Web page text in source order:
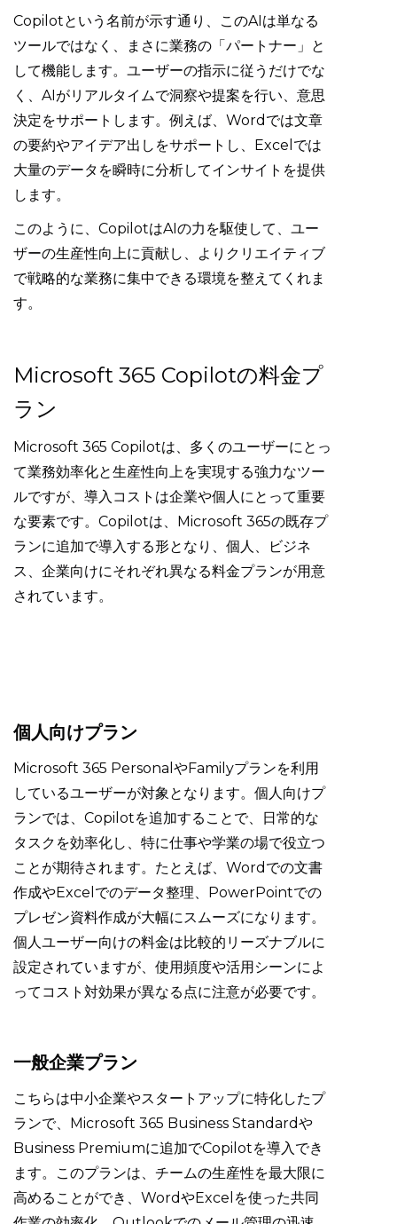
Copilotという名前が示す通り、このAIは単なる
ツールではなく、まさに業務の「パートナー」と
して機能します。ユーザーの指示に従うだけでな
く、AIがリアルタイムで洞察や提案を行い、意思
決定をサポートします。例えば、Wordでは文章
の要約やアイデア出しをサポートし、Excelでは
大量のデータを瞬時に分析してインサイトを提供
します。
このように、CopilotはAIの力を駆使して、ユー
ザーの生産性向上に貢献し、よりクリエイティブ
で戦略的な業務に集中できる環境を整えてくれま
す。
Microsoft 365 Copilotの料金プ
ラン
Microsoft 365 Copilotは、多くのユーザーにとっ
て業務効率化と生産性向上を実現する強力なツー
ルですが、導入コストは企業や個人にとって重要
な要素です。Copilotは、Microsoft 365の既存プ
ランに追加で導入する形となり、個人、ビジネ
ス、企業向けにそれぞれ異なる料金プランが用意
されています。
個人向けプラン
Microsoft 365 PersonalやFamilyプランを利用
しているユーザーが対象となります。個人向けプ
ランでは、Copilotを追加することで、日常的な
タスクを効率化し、特に仕事や学業の場で役立つ
ことが期待されます。たとえば、Wordでの文書
作成やExcelでのデータ整理、PowerPointでの
プレゼン資料作成が大幅にスムーズになります。
個人ユーザー向けの料金は比較的リーズナブルに
設定されていますが、使用頻度や活用シーンによ
ってコスト対効果が異なる点に注意が必要です。
一般企業プラン
こちらは中小企業やスタートアップに特化したプ
ランで、Microsoft 365 Business Standardや
Business Premiumに追加でCopilotを導入でき
ます。このプランは、チームの生産性を最大限に
高めることができ、WordやExcelを使った共同